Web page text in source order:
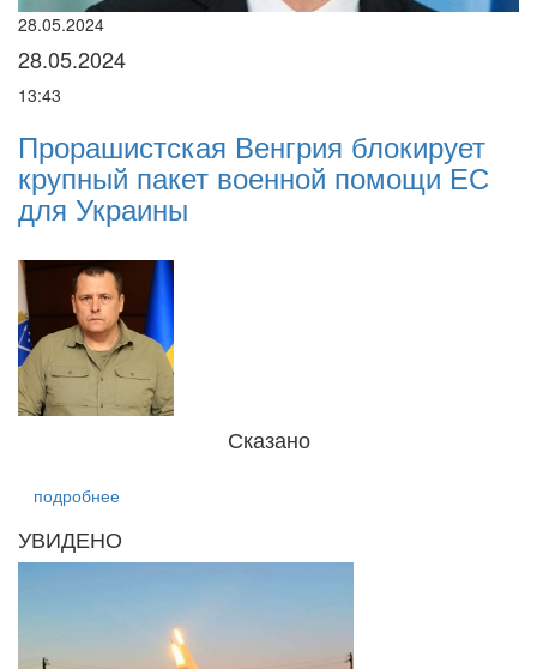
28.05.2024
28.05.2024
13:43
Прорашистская Венгрия блокирует
крупный пакет военной помощи ЕС
для Украины
Сказано
подробнее
УВИДЕНО